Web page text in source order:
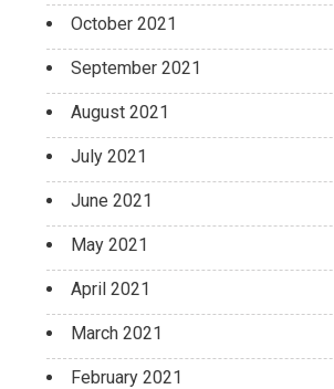
October 2021
September 2021
August 2021
July 2021
June 2021
May 2021
April 2021
March 2021
February 2021